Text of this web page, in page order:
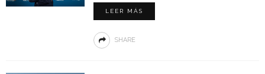
LEER MÁS
SHARE